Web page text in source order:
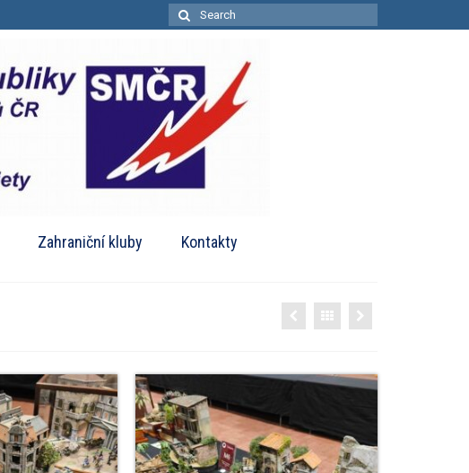
Search
Zahraniční kluby Kontakty